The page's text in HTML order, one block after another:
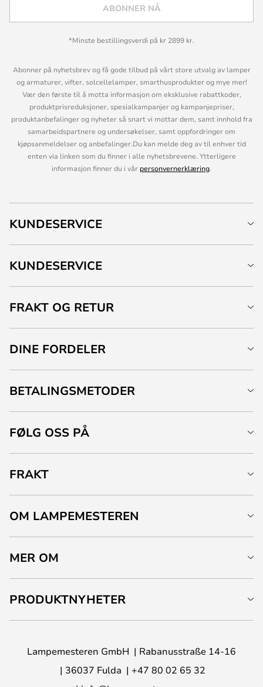
ABONNER NÅ
*Minste bestillingsverdi på kr 2899 kr.
Abonner på nyhetsbrev og få gode tilbud på vårt store utvalg av lamper
og armaturer, vifter, solcellelamper, smarthusprodukter og mye mer!
Vær den første til å motta informasjon om eksklusive rabattkoder,
produktprisreduksjoner, spesialkampanjer og kampanjepriser,
produktanbefalinger og nyheter så snart vi mottar dem, samt innhold fra
samarbeidspartnere og undersøkelser, samt oppfordringer om
kjøpsanmeldelser og anbefalinger.Du kan melde deg av til enhver tid
enten via linken som du finner i alle nyhetsbrevene. Ytterligere
informasjon finner du i vår personvernerklæring.
KUNDESERVICE
KUNDESERVICE
FRAKT OG RETUR
DINE FORDELER
BETALINGSMETODER
FØLG OSS PÅ
FRAKT
OM LAMPEMESTEREN
MER OM
PRODUKTNYHETER
Lampemesteren GmbH
Rabanusstraße 14-16
36037 Fulda
+47 80 02 65 32